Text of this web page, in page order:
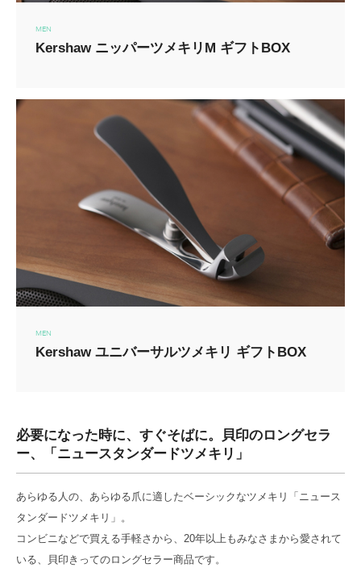
MEN
Kershaw ニッパーツメキリM ギフトBOX
MEN
Kershaw ユニバーサルツメキリ ギフトBOX
必要になった時に、すぐそばに。貝印のロングセラ
ー、「ニュースタンダードツメキリ」
あらゆる人の、あらゆる爪に適したベーシックなツメキリ「ニュース
タンダードツメキリ」。
コンビニなどで買える手軽さから、20年以上もみなさまから愛されて
いる、貝印きってのロングセラー商品です。